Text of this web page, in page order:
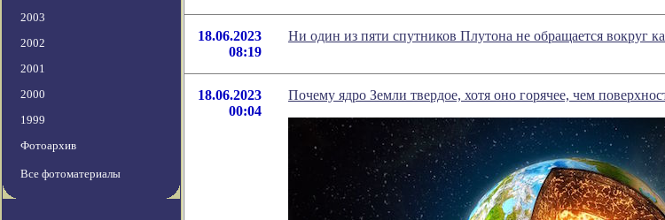
2003
2002
2001
2000
1999
Фотоархив
Все фотоматериалы
18.06.2023
08:19
Ни один из пяти спутников Плутона не обращается вокруг
18.06.2023
00:04
Почему ядро Земли твердое, хотя оно горячее, чем